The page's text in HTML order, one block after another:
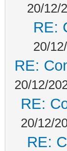
20/12/
RE:
20/
RE:
20/12/
RE:
20/12/
RE: